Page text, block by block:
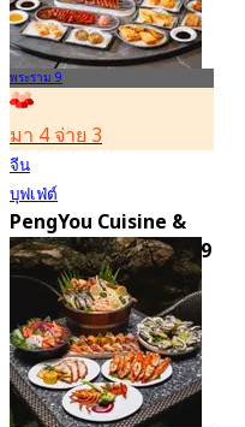
พระราม 9
มา 4 จ่าย 3
จีน
บุฟเฟ่ต์
PengYou Cuisine &
Specialty Bar Rama 9
4.7
5K การจอง
จาก฿ 294.25